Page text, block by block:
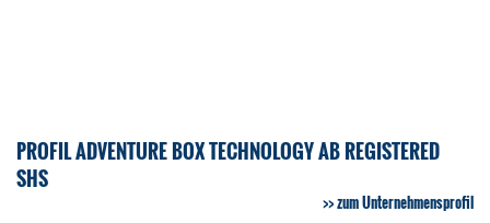
PROFIL ADVENTURE BOX TECHNOLOGY AB REGISTERED
SHS
zum Unternehmensprofil